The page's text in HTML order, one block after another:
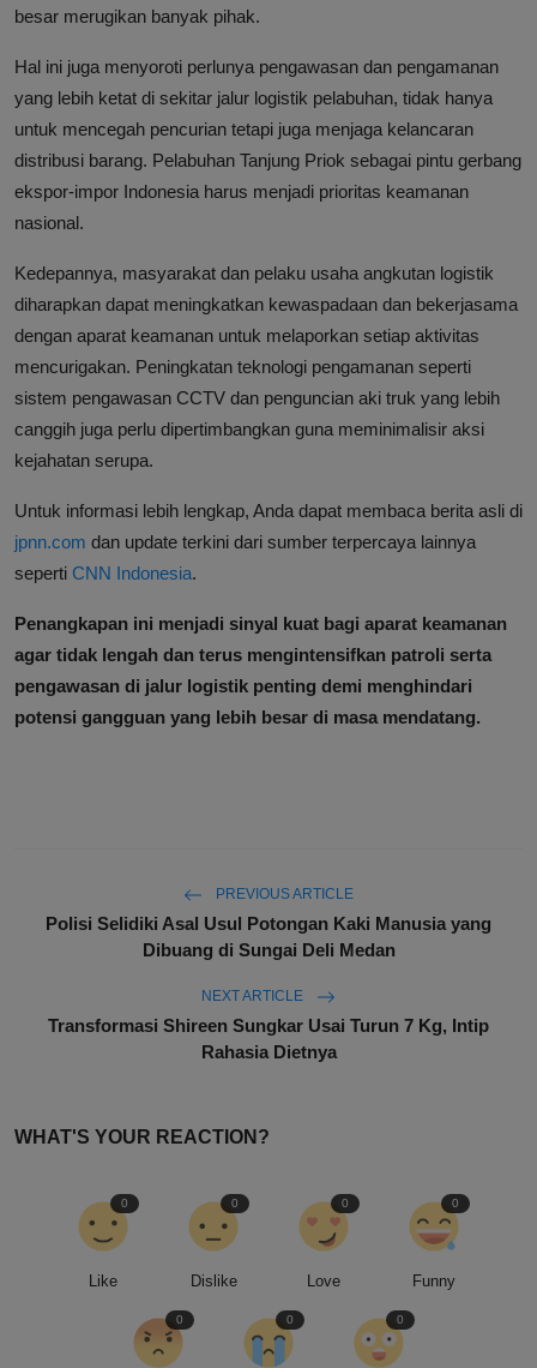
besar merugikan banyak pihak.
Hal ini juga menyoroti perlunya pengawasan dan pengamanan
yang lebih ketat di sekitar jalur logistik pelabuhan, tidak hanya
untuk mencegah pencurian tetapi juga menjaga kelancaran
distribusi barang. Pelabuhan Tanjung Priok sebagai pintu gerbang
ekspor-impor Indonesia harus menjadi prioritas keamanan
nasional.
Kedepannya, masyarakat dan pelaku usaha angkutan logistik
diharapkan dapat meningkatkan kewaspadaan dan bekerjasama
dengan aparat keamanan untuk melaporkan setiap aktivitas
mencurigakan. Peningkatan teknologi pengamanan seperti
sistem pengawasan CCTV dan penguncian aki truk yang lebih
canggih juga perlu dipertimbangkan guna meminimalisir aksi
kejahatan serupa.
Untuk informasi lebih lengkap, Anda dapat membaca berita asli di
jpnn.com dan update terkini dari sumber terpercaya lainnya
seperti CNN Indonesia.
Penangkapan ini menjadi sinyal kuat bagi aparat keamanan
agar tidak lengah dan terus mengintensifkan patroli serta
pengawasan di jalur logistik penting demi menghindari
potensi gangguan yang lebih besar di masa mendatang.
PREVIOUS ARTICLE
Polisi Selidiki Asal Usul Potongan Kaki Manusia yang
Dibuang di Sungai Deli Medan
NEXT ARTICLE
Transformasi Shireen Sungkar Usai Turun 7 Kg, Intip
Rahasia Dietnya
WHAT'S YOUR REACTION?
Like
0
Dislike
0
Love
0
Funny
0
0 0 0